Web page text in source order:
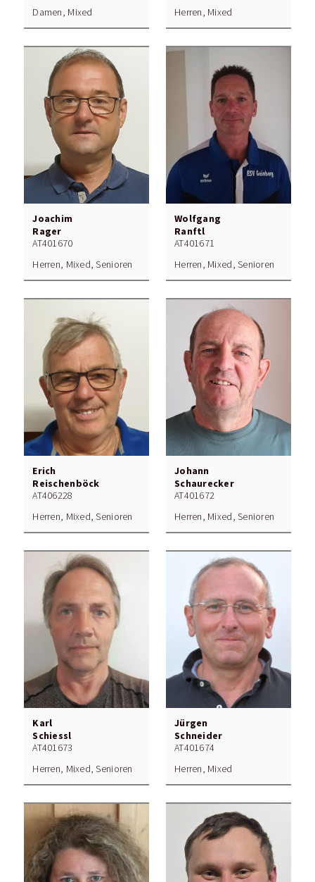
Damen, Mixed
Herren, Mixed
Joachim
Rager
AT401670
Herren, Mixed, Senioren
Wolfgang
Ranftl
AT401671
Herren, Mixed, Senioren
Erich
Reischenböck
AT406228
Herren, Mixed, Senioren
Johann
Schaurecker
AT401672
Herren, Mixed, Senioren
Karl
Schiessl
AT401673
Herren, Mixed, Senioren
Jürgen
Schneider
AT401674
Herren, Mixed